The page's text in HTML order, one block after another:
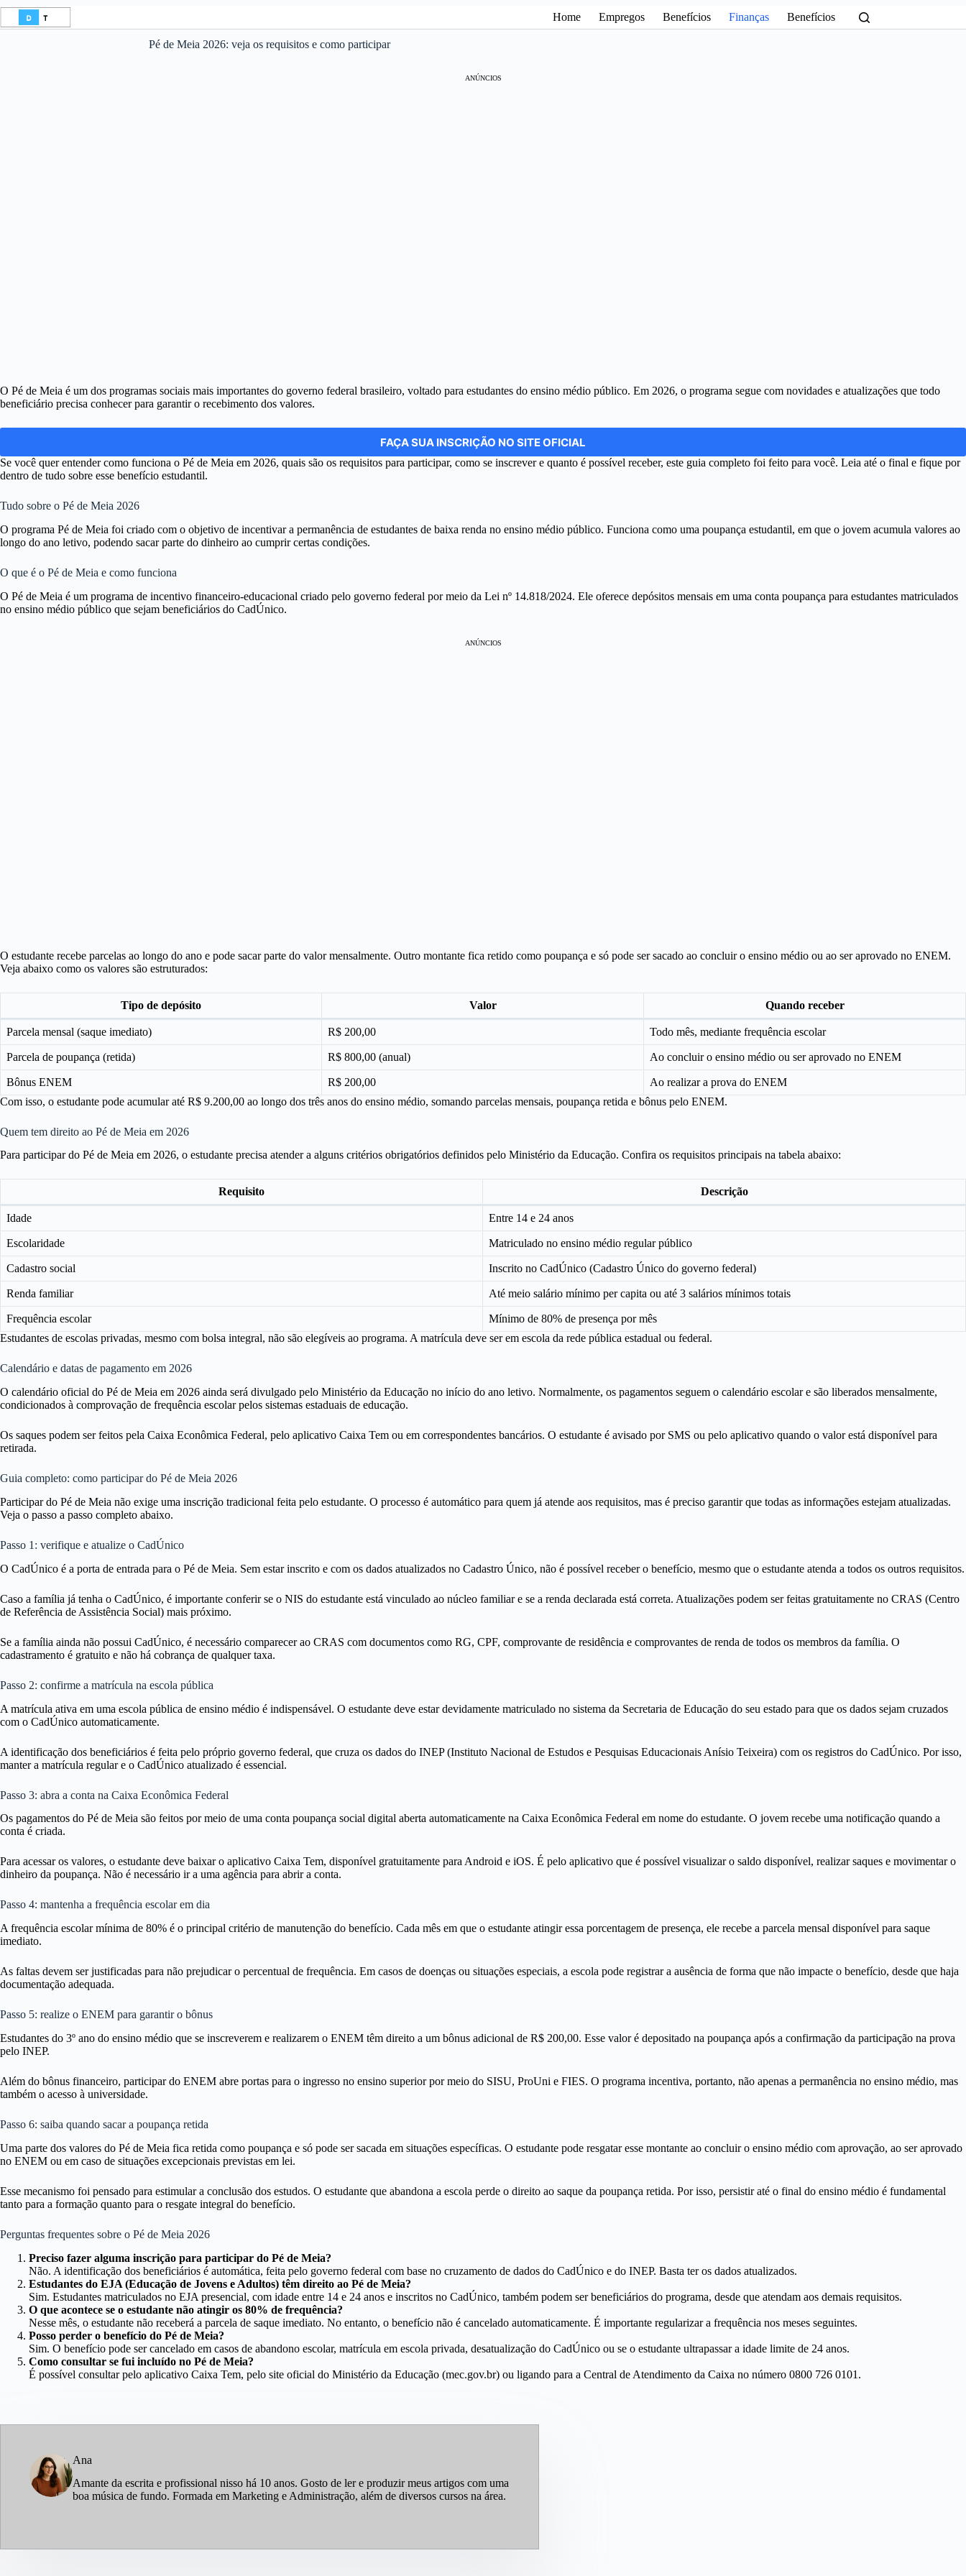
Pular
para
Home Empregos Benefícios Finanças Benefícios
Pé de Meia 2026: veja os requisitos e como participar
ANÚNCIOS
O Pé de Meia é um dos programas sociais mais importantes do governo federal brasileiro, voltado para estudantes do ensino médio público. Em 2026, o programa segue com novidades e atualizações que todo
beneficiário precisa conhecer para garantir o recebimento dos valores.
FAÇA SUA INSCRIÇÃO NO SITE OFICIAL
Se você quer entender como funciona o Pé de Meia em 2026, quais são os requisitos para participar, como se inscrever e quanto é possível receber, este guia completo foi feito para você. Leia até o final e fique por
dentro de tudo sobre esse benefício estudantil.
Tudo sobre o Pé de Meia 2026
O programa Pé de Meia foi criado com o objetivo de incentivar a permanência de estudantes de baixa renda no ensino médio público. Funciona como uma poupança estudantil, em que o jovem acumula valores ao
longo do ano letivo, podendo sacar parte do dinheiro ao cumprir certas condições.
O que é o Pé de Meia e como funciona
O Pé de Meia é um programa de incentivo financeiro-educacional criado pelo governo federal por meio da Lei nº 14.818/2024. Ele oferece depósitos mensais em uma conta poupança para estudantes matriculados
no ensino médio público que sejam beneficiários do CadÚnico.
ANÚNCIOS
O estudante recebe parcelas ao longo do ano e pode sacar parte do valor mensalmente. Outro montante fica retido como poupança e só pode ser sacado ao concluir o ensino médio ou ao ser aprovado no ENEM.
Veja abaixo como os valores são estruturados:
Tipo de depósito Valor Quando receber
Parcela mensal (saque imediato) R$ 200,00 Todo mês, mediante frequência escolar
Parcela de poupança (retida) R$ 800,00 (anual) Ao concluir o ensino médio ou ser aprovado no ENEM
Bônus ENEM R$ 200,00
Ao realizar a prova do ENEM
Com isso, o estudante pode acumular até R$ 9.200,00 ao longo dos três anos do ensino médio, somando parcelas mensais, poupança retida e bônus pelo ENEM.
Quem tem direito ao Pé de Meia em 2026
Para participar do Pé de Meia em 2026, o estudante precisa atender a alguns critérios obrigatórios definidos pelo Ministério da Educação. Confira os requisitos principais na tabela abaixo:
Requisito Descrição
Idade Entre 14 e 24 anos
Escolaridade Matriculado no ensino médio regular público
Cadastro social Inscrito no CadÚnico (Cadastro Único do governo federal)
Renda familiar Até meio salário mínimo per capita ou até 3 salários mínimos totais
Frequência escolar
Mínimo de 80% de presença por mês
Estudantes de escolas privadas, mesmo com bolsa integral, não são elegíveis ao programa. A matrícula deve ser em escola da rede pública estadual ou federal.
Calendário e datas de pagamento em 2026
O calendário oficial do Pé de Meia em 2026 ainda será divulgado pelo Ministério da Educação no início do ano letivo. Normalmente, os pagamentos seguem o calendário escolar e são liberados mensalmente,
condicionados à comprovação de frequência escolar pelos sistemas estaduais de educação.
Os saques podem ser feitos pela Caixa Econômica Federal, pelo aplicativo Caixa Tem ou em correspondentes bancários. O estudante é avisado por SMS ou pelo aplicativo quando o valor está disponível para
retirada.
Guia completo: como participar do Pé de Meia 2026
Participar do Pé de Meia não exige uma inscrição tradicional feita pelo estudante. O processo é automático para quem já atende aos requisitos, mas é preciso garantir que todas as informações estejam atualizadas.
Veja o passo a passo completo abaixo.
Passo 1: verifique e atualize o CadÚnico
O CadÚnico é a porta de entrada para o Pé de Meia. Sem estar inscrito e com os dados atualizados no Cadastro Único, não é possível receber o benefício, mesmo que o estudante atenda a todos os outros requisitos.
Caso a família já tenha o CadÚnico, é importante conferir se o NIS do estudante está vinculado ao núcleo familiar e se a renda declarada está correta. Atualizações podem ser feitas gratuitamente no CRAS (Centro
de Referência de Assistência Social) mais próximo.
Se a família ainda não possui CadÚnico, é necessário comparecer ao CRAS com documentos como RG, CPF, comprovante de residência e comprovantes de renda de todos os membros da família. O
cadastramento é gratuito e não há cobrança de qualquer taxa.
Passo 2: confirme a matrícula na escola pública
A matrícula ativa em uma escola pública de ensino médio é indispensável. O estudante deve estar devidamente matriculado no sistema da Secretaria de Educação do seu estado para que os dados sejam cruzados
com o CadÚnico automaticamente.
A identificação dos beneficiários é feita pelo próprio governo federal, que cruza os dados do INEP (Instituto Nacional de Estudos e Pesquisas Educacionais Anísio Teixeira) com os registros do CadÚnico. Por isso,
manter a matrícula regular e o CadÚnico atualizado é essencial.
Passo 3: abra a conta na Caixa Econômica Federal
Os pagamentos do Pé de Meia são feitos por meio de uma conta poupança social digital aberta automaticamente na Caixa Econômica Federal em nome do estudante. O jovem recebe uma notificação quando a
conta é criada.
Para acessar os valores, o estudante deve baixar o aplicativo Caixa Tem, disponível gratuitamente para Android e iOS. É pelo aplicativo que é possível visualizar o saldo disponível, realizar saques e movimentar o
dinheiro da poupança. Não é necessário ir a uma agência para abrir a conta.
Passo 4: mantenha a frequência escolar em dia
A frequência escolar mínima de 80% é o principal critério de manutenção do benefício. Cada mês em que o estudante atingir essa porcentagem de presença, ele recebe a parcela mensal disponível para saque
imediato.
As faltas devem ser justificadas para não prejudicar o percentual de frequência. Em casos de doenças ou situações especiais, a escola pode registrar a ausência de forma que não impacte o benefício, desde que haja
documentação adequada.
Passo 5: realize o ENEM para garantir o bônus
Estudantes do 3º ano do ensino médio que se inscreverem e realizarem o ENEM têm direito a um bônus adicional de R$ 200,00. Esse valor é depositado na poupança após a confirmação da participação na prova
pelo INEP.
Além do bônus financeiro, participar do ENEM abre portas para o ingresso no ensino superior por meio do SISU, ProUni e FIES. O programa incentiva, portanto, não apenas a permanência no ensino médio, mas
também o acesso à universidade.
Passo 6: saiba quando sacar a poupança retida
Uma parte dos valores do Pé de Meia fica retida como poupança e só pode ser sacada em situações específicas. O estudante pode resgatar esse montante ao concluir o ensino médio com aprovação, ao ser aprovado
no ENEM ou em caso de situações excepcionais previstas em lei.
Esse mecanismo foi pensado para estimular a conclusão dos estudos. O estudante que abandona a escola perde o direito ao saque da poupança retida. Por isso, persistir até o final do ensino médio é fundamental
tanto para a formação quanto para o resgate integral do benefício.
Perguntas frequentes sobre o Pé de Meia 2026
Preciso fazer alguma inscrição para participar do Pé de Meia?
Não. A identificação dos beneficiários é automática, feita pelo governo federal com base no cruzamento de dados do CadÚnico e do INEP. Basta ter os dados atualizados.
Estudantes do EJA (Educação de Jovens e Adultos) têm direito ao Pé de Meia?
Sim. Estudantes matriculados no EJA presencial, com idade entre 14 e 24 anos e inscritos no CadÚnico, também podem ser beneficiários do programa, desde que atendam aos demais requisitos.
O que acontece se o estudante não atingir os 80% de frequência?
Nesse mês, o estudante não receberá a parcela de saque imediato. No entanto, o benefício não é cancelado automaticamente. É importante regularizar a frequência nos meses seguintes.
Posso perder o benefício do Pé de Meia?
Sim. O benefício pode ser cancelado em casos de abandono escolar, matrícula em escola privada, desatualização do CadÚnico ou se o estudante ultrapassar a idade limite de 24 anos.
Como consultar se fui incluído no Pé de Meia?
É possível consultar pelo aplicativo Caixa Tem, pelo site oficial do Ministério da Educação (mec.gov.br) ou ligando para a Central de Atendimento da Caixa no número 0800 726 0101.
Ana
Amante da escrita e profissional nisso há 10 anos. Gosto de ler e produzir meus artigos com uma
boa música de fundo. Formada em Marketing e Administração, além de diversos cursos na área.